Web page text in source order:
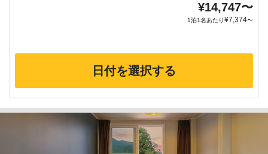
¥14,747〜
1泊1名あたり¥7,374〜
日付を選択する